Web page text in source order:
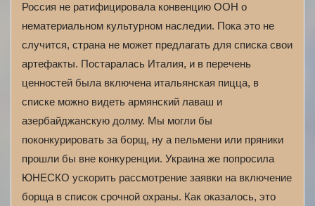
Россия не ратифицировала конвенцию ООН о
нематериальном культурном наследии. Пока это не
случится, страна не может предлагать для списка свои
артефакты. Постаралась Италия, и в перечень
ценностей была включена итальянская пицца, в
списке можно видеть армянский лаваш и
азербайджанскую долму. Мы могли бы
поконкурировать за борщ, ну а пельмени или пряники
прошли бы вне конкуренции. Украина же попросила
ЮНЕСКО ускорить рассмотрение заявки на включение
борща в список срочной охраны. Как оказалось, это